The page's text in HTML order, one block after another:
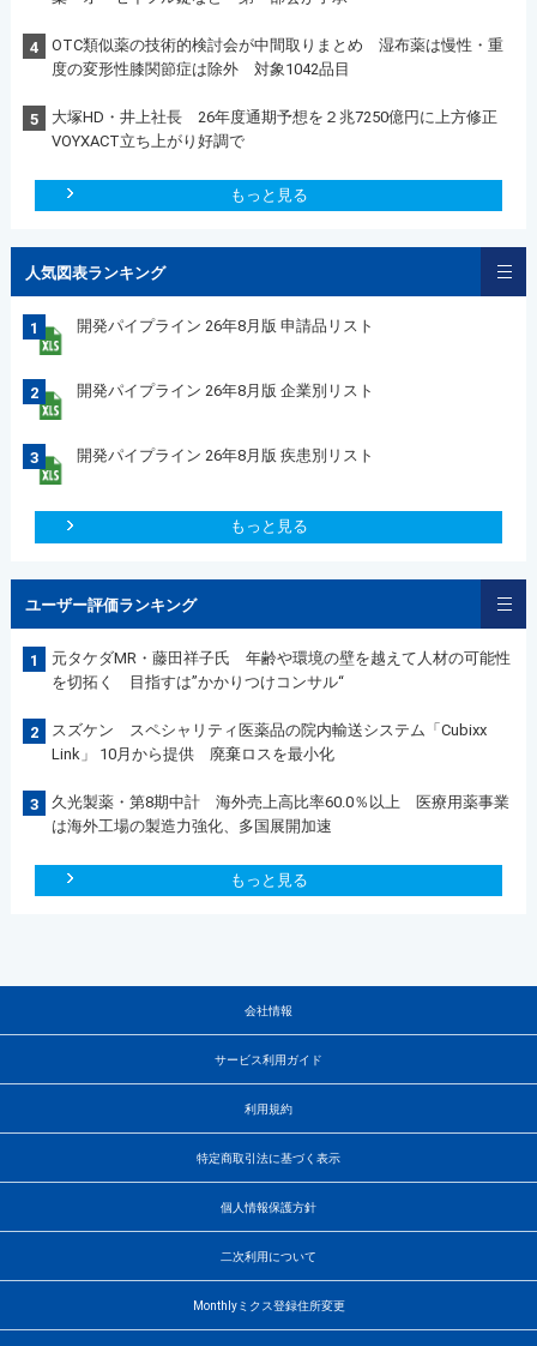
4
OTC類似薬の技術的検討会が中間取りまとめ 湿布薬は慢性・重
度の変形性膝関節症は除外 対象1042品目
5
大塚HD・井上社長 26年度通期予想を２兆7250億円に上方修正
VOYXACT立ち上がり好調で
もっと見る
人気図表ランキング
1 開発パイプライン 26年8月版 申請品リスト
2 開発パイプライン 26年8月版 企業別リスト
3 開発パイプライン 26年8月版 疾患別リスト
もっと見る
ユーザー評価ランキング
1
元タケダMR・藤田祥子氏 年齢や環境の壁を越えて人材の可能性
を切拓く 目指すは”かかりつけコンサル“
2
スズケン スペシャリティ医薬品の院内輸送システム「Cubixx
Link」 10月から提供 廃棄ロスを最小化
3
久光製薬・第8期中計 海外売上高比率60.0％以上 医療用薬事業
は海外工場の製造力強化、多国展開加速
もっと見る
会社情報
サービス利用ガイド
利用規約
特定商取引法に基づく表示
個人情報保護方針
二次利用について
Monthlyミクス登録住所変更